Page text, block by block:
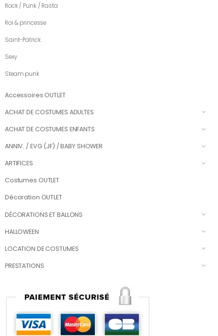
Rock / Punk / Rasta
Roi & princesse
Saint-Patrick
Sexy
Steam punk
Accessoires OUTLET
ACHAT DE COSTUMES ADULTES
ACHAT DE COSTUMES ENFANTS
ANNIV. / EVG (JF) / BABY SHOWER
ARTIFICES
Costumes OUTLET
Décoration OUTLET
DÉCORATIONS ET BALLONS
HALLOWEEN
LOCATION DE COSTUMES
PRESTATIONS